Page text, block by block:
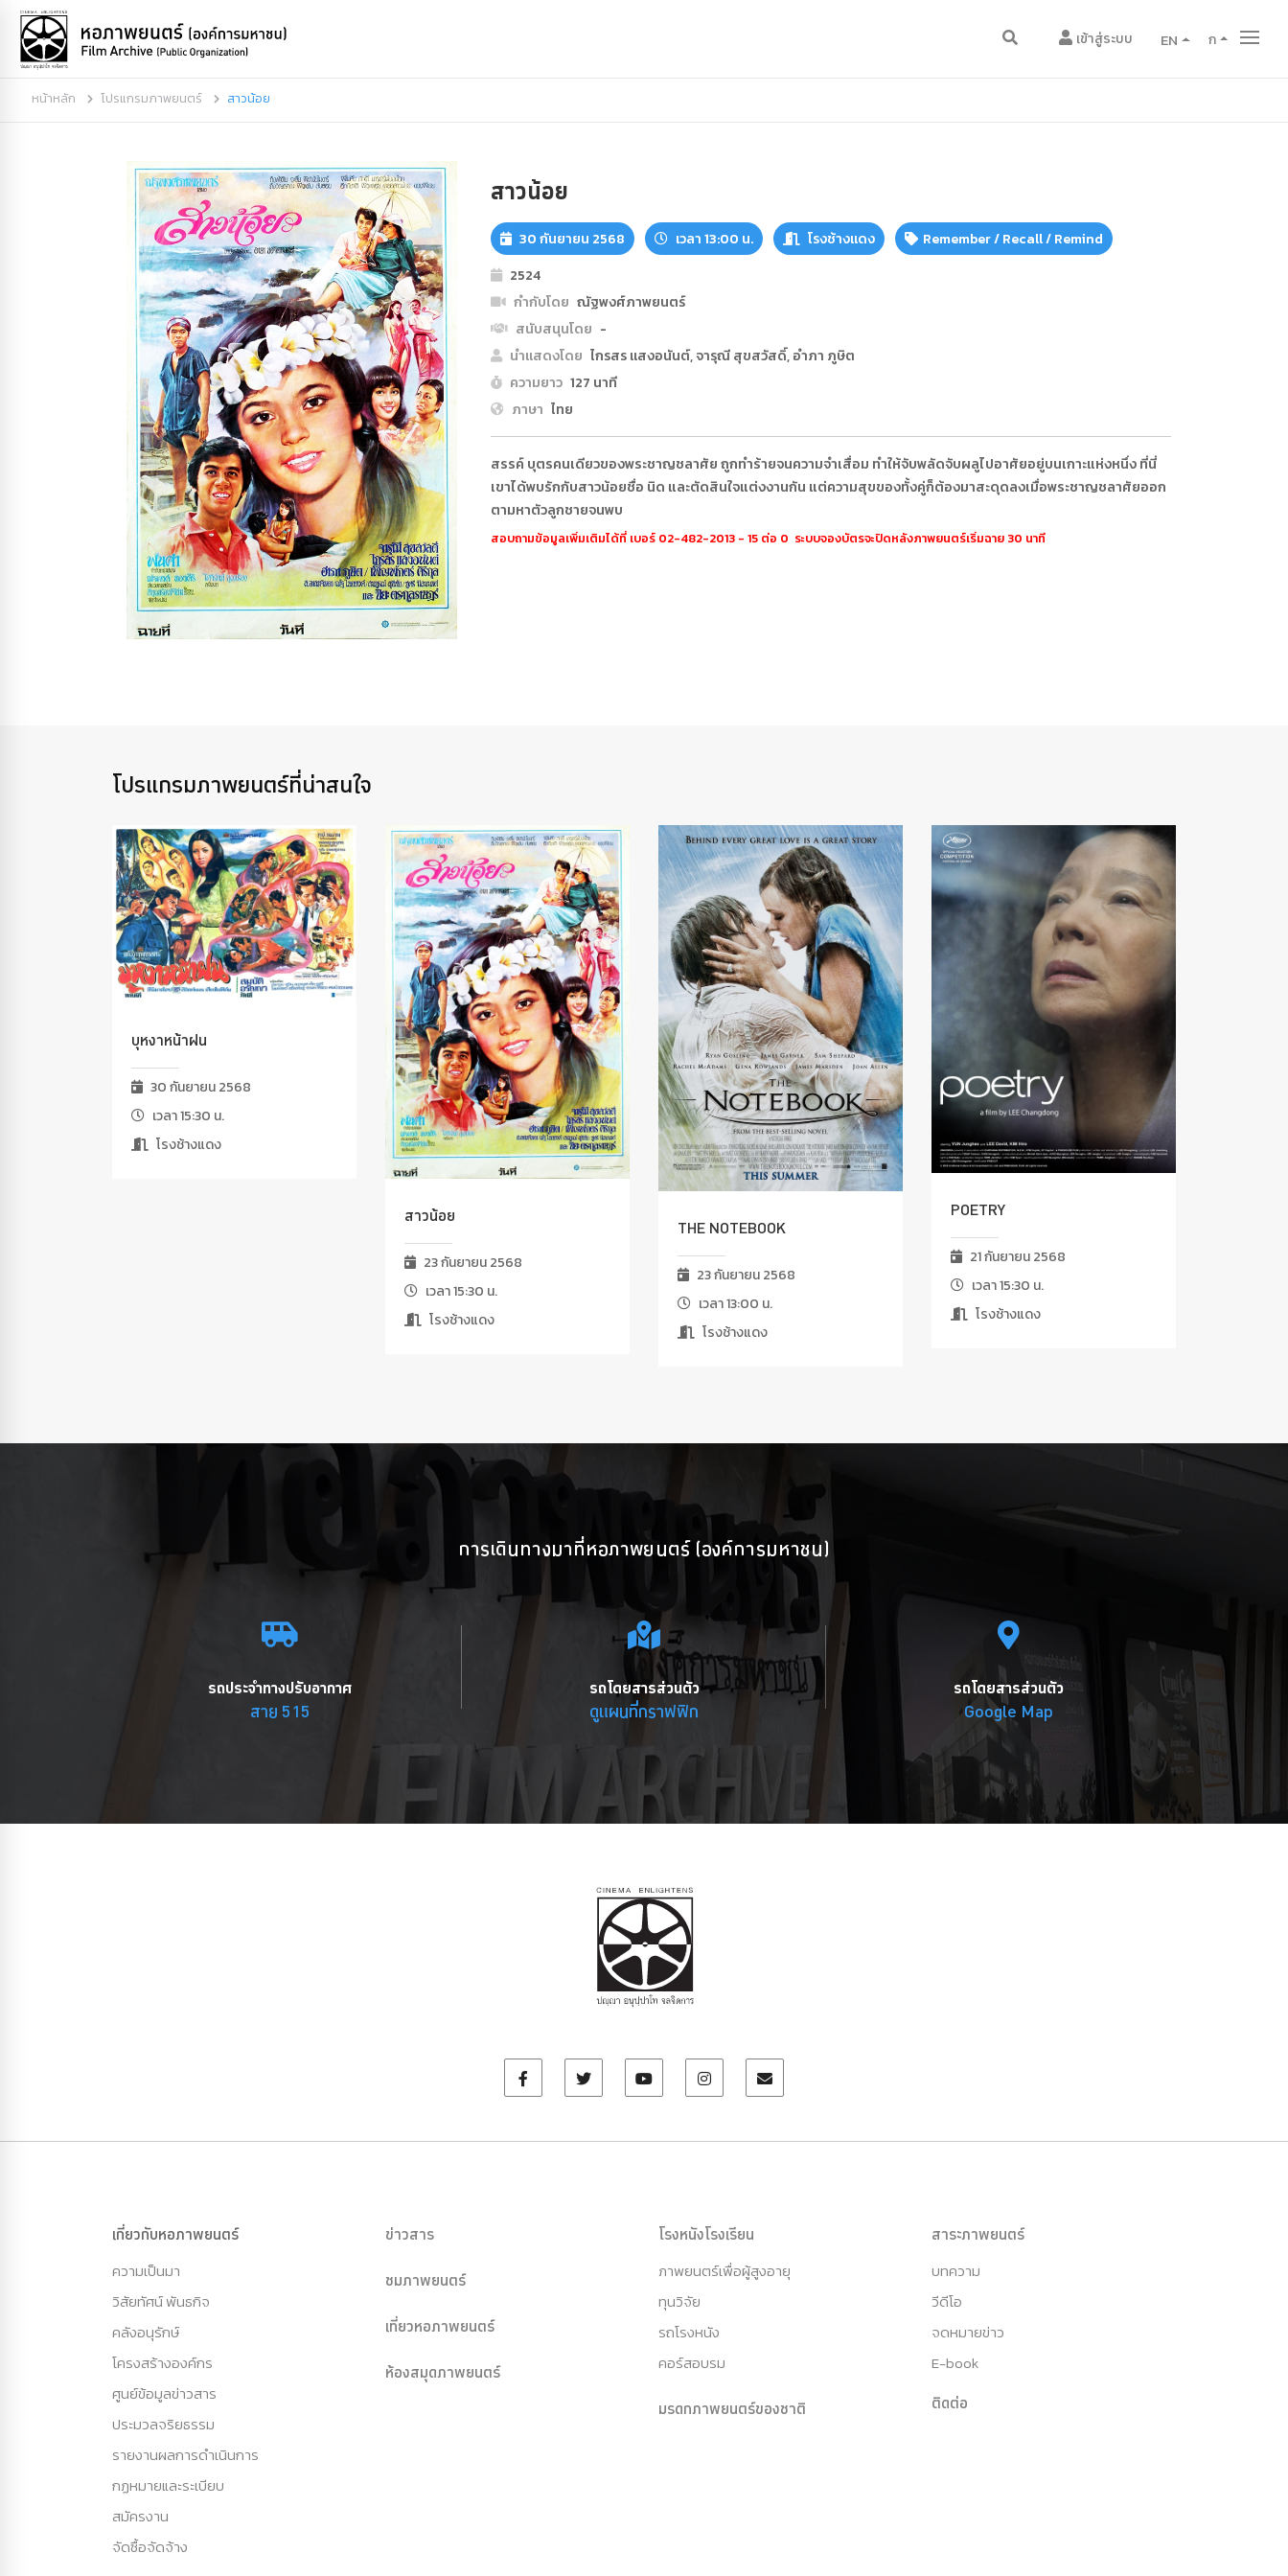
เข้าสู่ระบบ EN ก
หน้าหลัก โปรแกรมภาพยนตร์ สาวน้อย
สาวน้อย
30 กันยายน 2568 เวลา 13:00 น. โรงช้างแดง
Remember / Recall / Remind
2524
กำกับโดย ณัฐพงศ์ภาพยนตร์
สนับสนุนโดย -
นำแสดงโดย ไกรสร แสงอนันต์, จารุณี สุขสวัสดิ์, อำภา ภูษิต
ความยาว 127 นาที
ภาษา ไทย
สรรค์ บุตรคนเดียวของพระชาญชลาศัย ถูกทำร้ายจนความจำเสื่อม ทำให้จับพลัดจับผลูไปอาศัยอยู่บนเกาะแห่งหนึ่ง ที่นี่
เขาได้พบรักกับสาวน้อยชื่อ นิด และตัดสินใจแต่งงานกัน แต่ความสุขของทั้งคู่ก็ต้องมาสะดุดลงเมื่อพระชาญชลาศัยออก
ตามหาตัวลูกชายจนพบ
สอบถามข้อมูลเพิ่มเติมได้ที่ เบอร์ 02-482-2013 - 15 ต่อ 0 ระบบจองบัตรจะปิดหลังภาพยนตร์เริ่มฉาย 30 นาที
โปรแกรมภาพยนตร์ที่น่าสนใจ
บุหงาหน้าฝน
30 กันยายน 2568
เวลา 15:30 น.
โรงช้างแดง
สาวน้อย
23 กันยายน 2568
เวลา 15:30 น.
โรงช้างแดง
THE NOTEBOOK
23 กันยายน 2568
เวลา 13:00 น.
โรงช้างแดง
POETRY
21 กันยายน 2568
เวลา 15:30 น.
โรงช้างแดง
การเดินทางมาที่หอภาพยนตร์ (องค์การมหาชน)
รถประจำทางปรับอากาศ
สาย 515
รถโดยสารส่วนตัว
ดูแผนที่กราฟฟิก
รถโดยสารส่วนตัว
Google Map
เกี่ยวกับหอภาพยนตร์
ความเป็นมา
วิสัยทัศน์ พันธกิจ
คลังอนุรักษ์
โครงสร้างองค์กร
ศูนย์ข้อมูลข่าวสาร
ประมวลจริยธรรม
รายงานผลการดำเนินการ
กฏหมายและระเบียบ
สมัครงาน
จัดซื้อจัดจ้าง
ข่าวสาร
ชมภาพยนตร์
เที่ยวหอภาพยนตร์
ห้องสมุดภาพยนตร์
โรงหนังโรงเรียน
ภาพยนตร์เพื่อผู้สูงอายุ
ทุนวิจัย
รถโรงหนัง
คอร์สอบรม
มรดกภาพยนตร์ของชาติ
สาระภาพยนตร์
บทความ
วีดีโอ
จดหมายข่าว
E-book
ติดต่อ